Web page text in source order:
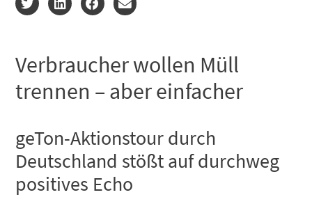
Verbraucher wollen Müll
trennen – aber einfacher
geTon-Aktionstour durch
Deutschland stößt auf durchweg
positives Echo